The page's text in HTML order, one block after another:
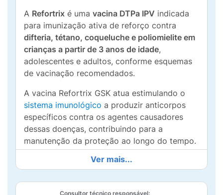
A Refortrix é uma vacina DTPa IPV indicada
para imunização ativa de reforço contra
difteria, tétano, coqueluche e poliomielite em
crianças a partir de 3 anos de idade,
adolescentes e adultos, conforme esquemas
de vacinação recomendados.
A vacina Refortrix GSK atua estimulando o
sistema imunológico a produzir anticorpos
específicos contra os agentes causadores
dessas doenças, contribuindo para a
manutenção da proteção ao longo do tempo.
A vacina DTPa IPV protege contra quais
doenças?
Ver mais...
Consultor técnico responsável: